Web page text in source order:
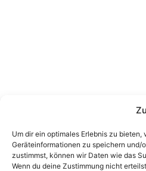
Um dir ein optimales Erlebnis zu
Geräteinformationen zu speichern und/
zustimmst, können wir Daten wie das
Wenn du deine Zustimmung nicht